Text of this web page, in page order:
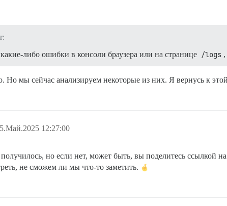
либо ошибки в консоли браузера или на странице /logs
Но мы сейчас анализируем некоторые из них. Я вернусь к
12:27:00
но если нет, может быть, вы поделитесь ссылкой
не сможем ли мы что-то заметить.